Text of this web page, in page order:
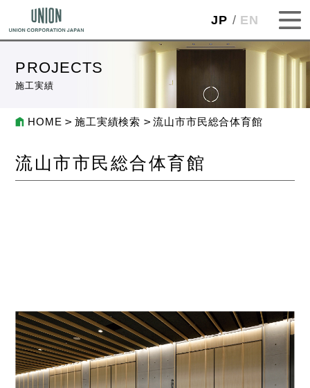
JP EN
PROJECTS
施工実績
HOME 施工実績検索 流山市市民総合体育館
流山市市民総合体育館